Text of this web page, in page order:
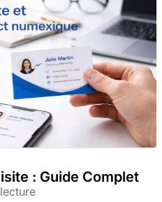
: Guide Complet